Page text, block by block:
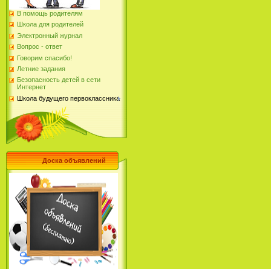
В помощь родителям
Школа для родителей
Электронный журнал
Вопрос - ответ
Говорим спасибо!
Летние задания
Безопасность детей в сети
Интернет
Школа будущего первоклассника
Доска объявлений